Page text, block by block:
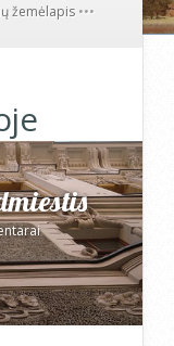
žemėlapis •••